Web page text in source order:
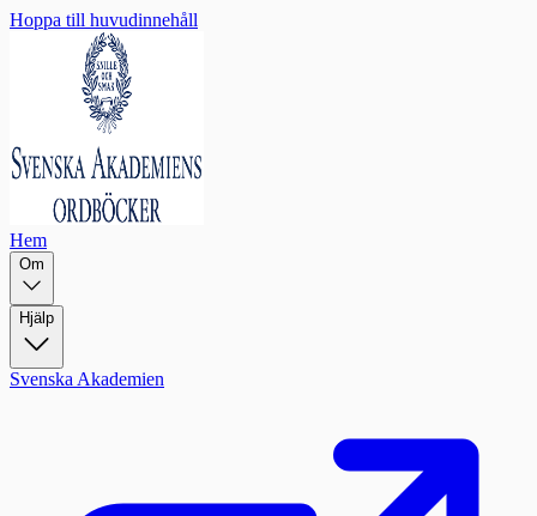
Hoppa till huvudinnehåll
Hem
Om
Hjälp
Svenska Akademien